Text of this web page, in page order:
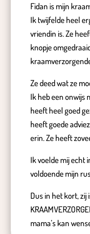
Fidan is mijn
Ik twijfelde heel
vriendin is. Ze
knopje
Ze deed wat ze
Ik heb een onwijs
heeft heel goed
heeft goede
erin. Ze heeft
Ik voelde mij echt
voldoende mijn
Dus in het kort, zij
mama’s kan